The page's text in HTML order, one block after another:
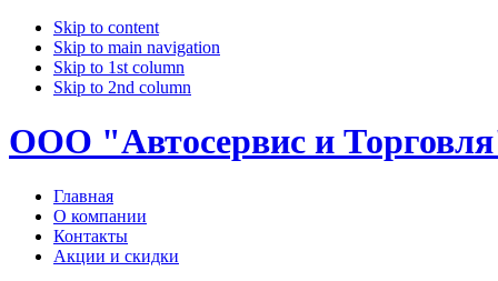
Skip to content
Skip to main navigation
Skip to 1st column
Skip to 2nd column
ООО "Автосервис и
Главная
О компании
Контакты
Акции и скидки